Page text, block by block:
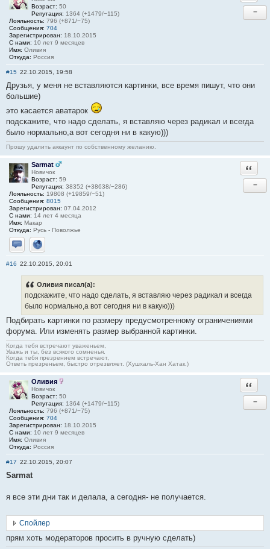
Возраст: 50
Репутация: 1364 (+1479/−115)
Лояльность: 796 (+871/−75)
Сообщения: 704
Зарегистрирован: 18.10.2015
С нами: 10 лет 9 месяцев
Имя: Оливия
Откуда: Россия
−
#15 22.10.2015, 19:58
Друзья, у меня не вставляются картинки, все время пишут, что они
большие)
это касается аватарок
подскажите, что надо сделать, я вставляю через радикал и всегда
было нормально,а вот сегодня ни в какую)))
Прошу удалить аккаунт по собственному желанию.
Sarmat
Новичок
Возраст: 59
Репутация: 38352 (+38638/−286)
Лояльность: 19808 (+19859/−51)
Сообщения: 8015
Зарегистрирован: 07.04.2012
С нами: 14 лет 4 месяца
Имя: Макар
Откуда: Русь - Поволжье
Отправить личное сообщение
Сайт
−
#16 22.10.2015, 20:01
Оливия писал(а):
подскажите, что надо сделать, я вставляю через радикал и всегда
было нормально,а вот сегодня ни в какую)))
Подбирать картинки по размеру предусмотренному ограничениями
форума. Или изменять размер выбранной картинки.
Когда тебя встречают уваженьем,
Уважь и ты, без всякого сомненья.
Когда тебя презрением встречают,
Ответь презреньем, быстро отрезвляет. (Хушхаль-Хан Хатак.)
Оливия
Новичок
Возраст: 50
Репутация: 1364 (+1479/−115)
Лояльность: 796 (+871/−75)
Сообщения: 704
Зарегистрирован: 18.10.2015
С нами: 10 лет 9 месяцев
Имя: Оливия
Откуда: Россия
−
#17 22.10.2015, 20:07
Sarmat
я все эти дни так и делала, а сегодня- не получается.
Спойлер
прям хоть модераторов просить в ручную сделать)